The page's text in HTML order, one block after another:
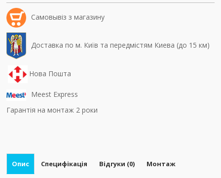
Самовывiз з магазину
Доставка по м. Київ та передмістям Киева (до 15 км)
Нова Пошта
Meest Express
Гарантія на монтаж 2 роки
Опис Специфікація Відгуки (0) Монтаж